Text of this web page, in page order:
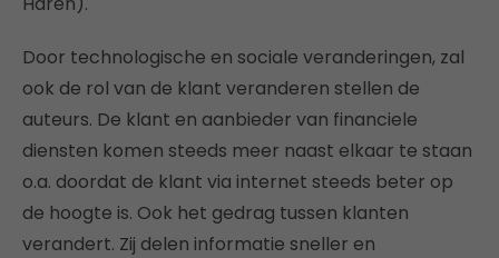
Door technologische en sociale veranderingen, zal
ook de rol van de klant veranderen stellen de
auteurs. De klant en aanbieder van financiele
diensten komen steeds meer naast elkaar te staan
o.a. doordat de klant via internet steeds beter op
de hoogte is. Ook het gedrag tussen klanten
verandert. Zij delen informatie sneller en